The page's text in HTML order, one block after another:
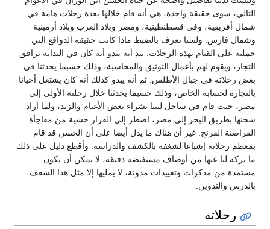
التالي، سوى حقيقة واحدة، هي أنه قام خلالها بعدة رحلات هامة في
شمال أفريقية، وفي قسطنطينية، ومصر وبلاد العرب وبلاد أرمينية
وشمال فارس. ولسنا نعرف بالضبط ماذا كانت حقيقة الدوافع التي
حملته على القيام بهذه الرحلات. بيد أنه يبدو أنه كان في البداية يرافق
التجار، ويقوم لهم بأعمال التوثيق والمحاسبة، وذلك حسبما يحدثنا في
بعض رحلاته في جبال الأطلس. ثم أنه يبدو كذلك أنه كان يشتغل أحيانا
بالتجارة لحسابه الخاص، وذلك حسبما يحدثنا خلال رحلته الأولى إلى
مصر، حيث قام في ساحل ليبيا بشراء بعض الأغنام والزبد، ولما أراد
شحنها بطريق البحر إلى مصر، اضطر إلى الفرار خشية من مفاجأة
القراصنة الفرنج. غير أن هناك ما يدل أيضا على أن الحسن قد قام
بمعظم رحلاته إشباعا لشغفه بالكشف والدراسة. وأقطع دليل على ذلك
ما تركه لنا عنها من أوصاف مستفيضة دقيقة، لا يمكن أن تكون
مستمدة من مذكرات وتقييدات مدونة، لا يمليها إلا مثل هذا الشغف
بالدرس والتدوين.
رحلاته